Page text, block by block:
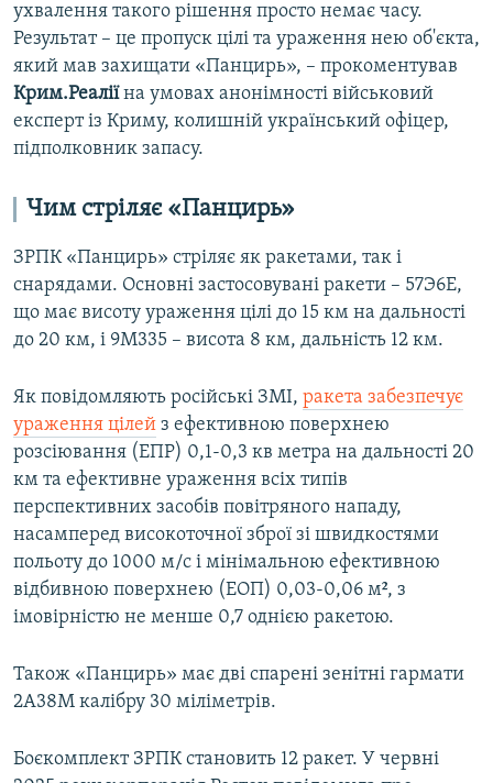
ухвалення такого рішення просто немає часу.
Результат – це пропуск цілі та ураження нею об'єкта,
який мав захищати «Панцирь», – прокоментував
Крим.Реаліїна умовах анонімності військовий
експерт із Криму, колишній український офіцер,
підполковник запасу.
Чим стріляє «Панцирь»
ЗРПК «Панцирь» стріляє як ракетами, так і
снарядами. Основні застосовувані ракети – 57Э6Е,
що має висоту ураження цілі до 15 км на дальності
до 20 км, і 9М335 – висота 8 км, дальність 12 км.
Як повідомляють російські ЗМІ, ракета забезпечує
ураження цілей з ефективною поверхнею
розсіювання (ЕПР) 0,1-0,3 кв метра на дальності 20
км та ефективне ураження всіх типів
перспективних засобів повітряного нападу,
насамперед високоточної зброї зі швидкостями
польоту до 1000 м/с і мінімальною ефективною
відбивною поверхнею (ЕОП) 0,03-0,06 м², з
імовірністю не менше 0,7 однією ракетою.
Також «Панцирь» має дві спарені зенітні гармати
2А38М калібру 30 міліметрів.
Боєкомплект ЗРПК становить 12 ракет. У червні